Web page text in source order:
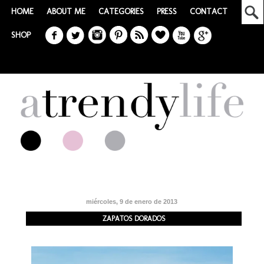
HOME ABOUT ME CATEGORIES PRESS CONTACT
SHOP
miércoles, 9 de enero de 2013
ZAPATOS DORADOS